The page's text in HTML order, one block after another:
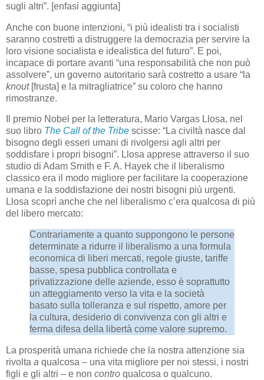
sugli altri”. [enfasi aggiunta]
Anche con buone intenzioni, “i più idealisti tra i socialisti
saranno costretti a distruggere la democrazia per servire la
loro visione socialista e idealistica del futuro”. E poi,
incapace di portare avanti “una responsabilità che non può
assolvere”, un governo autoritario sarà costretto a usare “la
knout[frusta] e la mitragliatrice” su coloro che hanno
rimostranze.
Il premio Nobel per la letteratura, Mario Vargas Llosa, nel
suo libro The Call of the Tribe scisse: “La civiltà nasce dal
bisogno degli esseri umani di rivolgersi agli altri per
soddisfare i propri bisogni”. Llosa apprese attraverso il suo
studio di Adam Smith e F. A. Hayek che il liberalismo
classico era il modo migliore per facilitare la cooperazione
umana e la soddisfazione dei nostri bisogni più urgenti.
Llosa scoprì anche che nel liberalismo c’era qualcosa di più
del libero mercato:
Contrariamente a quanto suppongono le persone
determinate a ridurre il liberalismo a una formula
economica di liberi mercati, regole giuste, tariffe
basse, spesa pubblica controllata e
privatizzazione delle aziende, esso è soprattutto
un atteggiamento verso la vita e la società
basato sulla tolleranza e sul rispetto, amore per
la cultura, desiderio di convivenza con gli altri e
ferma difesa della libertà come valore supremo.
La prosperità umana richiede che la nostra attenzione sia
rivolta a qualcosa – una vita migliore per noi stessi, i nostri
figli e gli altri – e non contro qualcosa o qualcuno.